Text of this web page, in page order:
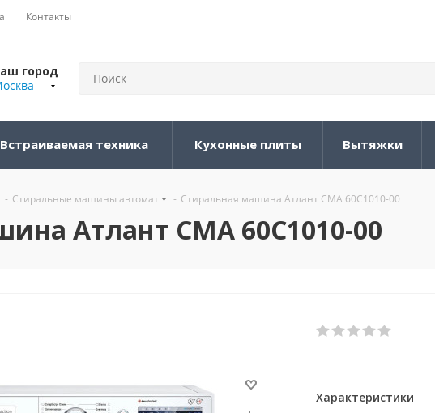
Контакты
город
Встраиваемая техника Кухонные плиты Вытяжки
- Стиральные машины автомат - Стиральная машина Атлант СМА 60С1010-00
Атлант СМА 60С1010-00
Характеристики